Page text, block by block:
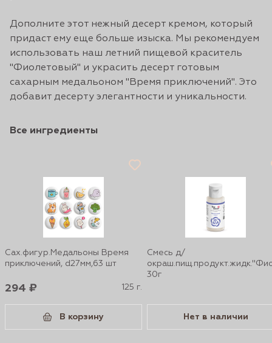
Дополните этот нежный десерт кремом, который
придаст ему еще больше изыска. Мы рекомендуем
использовать наш летний пищевой краситель
"Фиолетовый" и украсить десерт готовым
сахарным медальоном "Время приключений". Это
добавит десерту элегантности и уникальности.
Все ингредиенты
Сах.фигур.Медальоны Время
приключений, d27мм,63 шт
294 ₽ 125 г.
В корзину
Смесь д/
30г
Нет в наличии